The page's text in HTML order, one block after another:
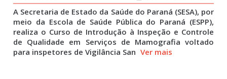
A Secretaria de Estado da Saúde do Paraná (SESA), por
meio da Escola de Saúde Pública do Paraná (ESPP),
realiza o Curso de Introdução à Inspeção e Controle
de Qualidade em Serviços de Mamografia voltado
para inspetores de Vigilância San Ver mais